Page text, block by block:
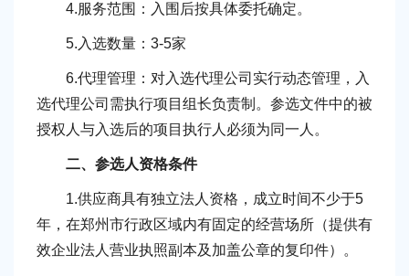
4.服务范围：入围后按具体委托确定。
5.入选数量：3-5家
6.代理管理：对入选代理公司实行动态管理，入
选代理公司需执行项目组长负责制。参选文件中的被
授权人与入选后的项目执行人必须为同一人。
二、参选人资格条件
1.供应商具有独立法人资格，成立时间不少于5
年，在郑州市行政区域内有固定的经营场所（提供有
效企业法人营业执照副本及加盖公章的复印件）。